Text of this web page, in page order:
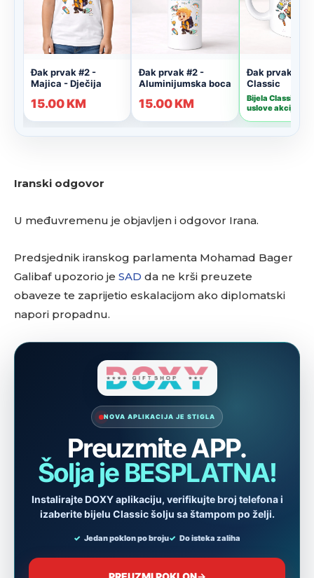
Iranski odgovor
U međuvremenu je objavljen i odgovor Irana.
Predsjednik iranskog parlamenta Mohamad Bager
Galibaf upozorio je SAD da ne krši preuzete
obaveze te zaprijetio eskalacijom ako diplomatski
napori propadnu.